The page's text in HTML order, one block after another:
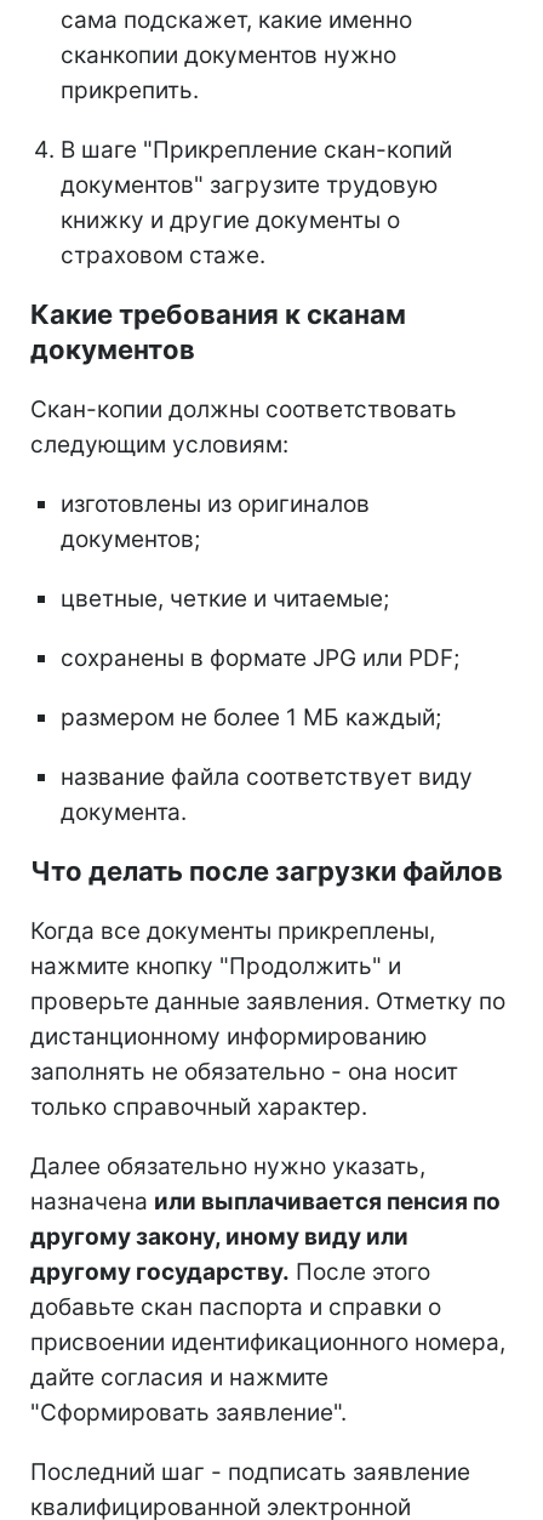
сама подскажет, какие именно
сканкопии документов нужно
прикрепить.
В шаге "Прикрепление скан-копий
документов" загрузите трудовую
книжку и другие документы о
страховом стаже.
Какие требования к сканам
документов
Скан-копии должны соответствовать
следующим условиям:
изготовлены из оригиналов
документов;
цветные, четкие и читаемые;
сохранены в формате JPG или PDF;
размером не более 1 МБ каждый;
название файла соответствует виду
документа.
Что делать после загрузки файлов
Когда все документы прикреплены,
нажмите кнопку "Продолжить" и
проверьте данные заявления. Отметку по
дистанционному информированию
заполнять не обязательно - она носит
только справочный характер.
Далее обязательно нужно указать,
назначена или выплачивается пенсия по
другому закону, иному виду или
другому государству. После этого
добавьте скан паспорта и справки о
присвоении идентификационного номера,
дайте согласия и нажмите
"Сформировать заявление".
Последний шаг - подписать заявление
квалифицированной электронной